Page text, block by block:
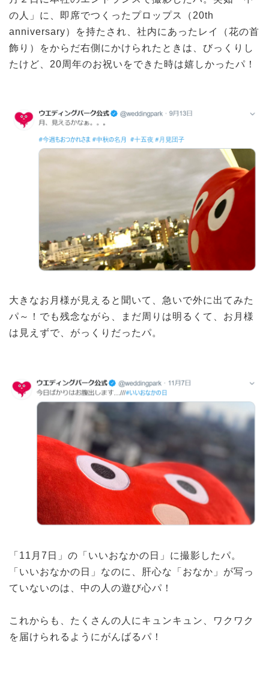
の人」に、即席でつくったプロップス（20th
anniversary）を持たされ、社内にあったレイ（花の首
飾り）をからだ右側にかけられたときは、びっくりし
たけど、20周年のお祝いをできた時は嬉しかったパ！
大きなお月様が見えると聞いて、急いで外に出てみた
パ～！でも残念ながら、まだ周りは明るくて、お月様
は見えずで、がっくりだったパ。
「11月7日」の「いいおなかの日」に撮影したパ。
「いいおなかの日」なのに、肝心な「おなか」が写っ
ていないのは、中の人の遊び心パ！
これからも、たくさんの人にキュンキュン、ワクワク
を届けられるようにがんばるパ！